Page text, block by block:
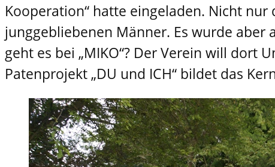
Kooperation“ hatte eingeladen. Nicht
junggebliebenen Männer. Es wurde
geht es bei „MIKO“? Der Verein will
Patenprojekt „DU und ICH“ bildet das